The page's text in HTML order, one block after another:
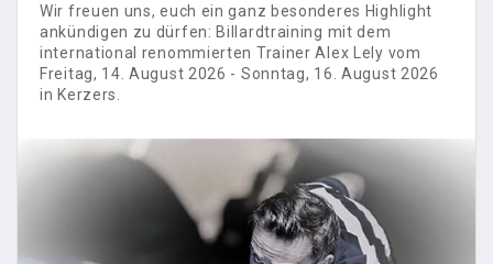
Wir freuen uns, euch ein ganz besonderes Highlight
ankündigen zu dürfen: Billardtraining mit dem
international renommierten Trainer Alex Lely vom
Freitag, 14. August 2026 - Sonntag, 16. August 2026
in Kerzers.